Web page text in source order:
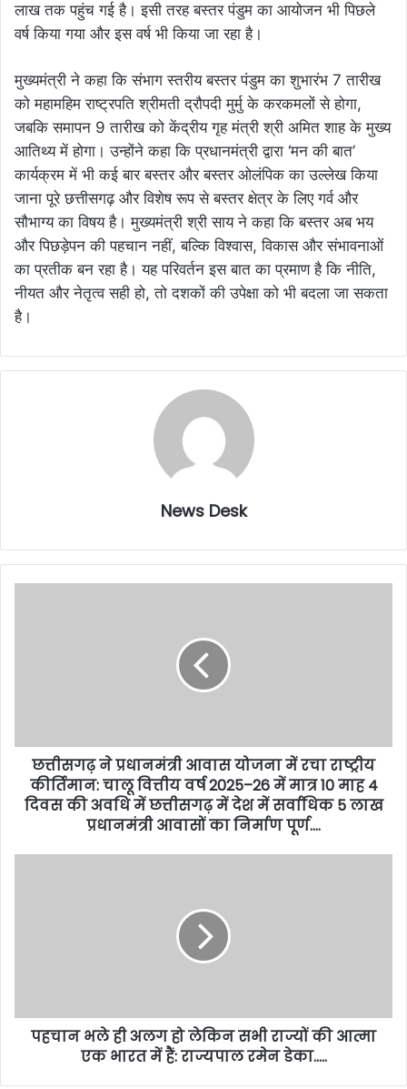
लाख तक पहुंच गई है। इसी तरह बस्तर पंडुम का आयोजन भी पिछले
वर्ष किया गया और इस वर्ष भी किया जा रहा है।
मुख्यमंत्री ने कहा कि संभाग स्तरीय बस्तर पंडुम का शुभारंभ 7 तारीख
को महामहिम राष्ट्रपति श्रीमती द्रौपदी मुर्मु के करकमलों से होगा,
जबकि समापन 9 तारीख को केंद्रीय गृह मंत्री श्री अमित शाह के मुख्य
आतिथ्य में होगा। उन्होंने कहा कि प्रधानमंत्री द्वारा ‘मन की बात’
कार्यक्रम में भी कई बार बस्तर और बस्तर ओलंपिक का उल्लेख किया
जाना पूरे छत्तीसगढ़ और विशेष रूप से बस्तर क्षेत्र के लिए गर्व और
सौभाग्य का विषय है। मुख्यमंत्री श्री साय ने कहा कि बस्तर अब भय
और पिछड़ेपन की पहचान नहीं, बल्कि विश्वास, विकास और संभावनाओं
का प्रतीक बन रहा है। यह परिवर्तन इस बात का प्रमाण है कि नीति,
नीयत और नेतृत्व सही हो, तो दशकों की उपेक्षा को भी बदला जा सकता
है।
News Desk
छत्तीसगढ़ ने प्रधानमंत्री आवास योजना में रचा राष्ट्रीय
कीर्तिमान: चालू वित्तीय वर्ष 2025–26 में मात्र 10 माह 4
दिवस की अवधि में छत्तीसगढ़ में देश में सर्वाधिक 5 लाख
प्रधानमंत्री आवासों का निर्माण पूर्ण….
पहचान भले ही अलग हो लेकिन सभी राज्यों की आत्मा
एक भारत में हैं: राज्यपाल रमेन डेका…..